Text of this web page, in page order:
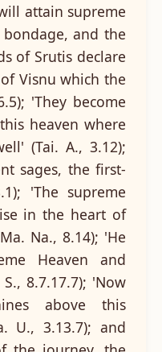
attain supreme
and the
of Srutis declare
Visnu which the
'They become
heaven where
(Tai. A., 3.12);
sages, the first-
'The supreme
in the heart of
Na., 8.14); 'He
Heaven and
8.7.17.7); 'Now
above this
U., 3.13.7); and